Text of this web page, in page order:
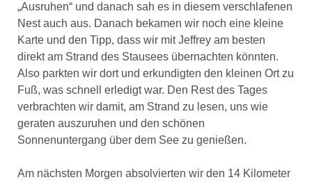
„Ausruhen“ und danach sah es in diesem verschlafenen
Nest auch aus. Danach bekamen wir noch eine kleine
Karte und den Tipp, dass wir mit Jeffrey am besten
direkt am Strand des Stausees übernachten könnten.
Also parkten wir dort und erkundigten den kleinen Ort zu
Fuß, was schnell erledigt war. Den Rest des Tages
verbrachten wir damit, am Strand zu lesen, uns wie
geraten auszuruhen und den schönen
Sonnenuntergang über dem See zu genießen.
Am nächsten Morgen absolvierten wir den 14 Kilometer